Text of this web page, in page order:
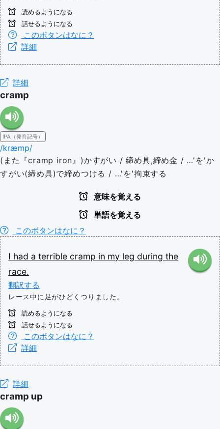
読めるようになる
話せるようになる
このボタンはなに？
詳細
詳細
cramp
IPA（発音記号）
/kræmp/
(また『cramp iron』)かすがい / 締め具,締め金 / …'を'か
すがい(締め具)で締めつける / …'を'拘束する
意味を覚える
単語を覚える
このボタンはなに？
I had a terrible cramp in my leg during the
race.
翻訳する
レース中に足がひどくつりました。
読めるようになる
話せるようになる
このボタンはなに？
詳細
詳細
cramp up